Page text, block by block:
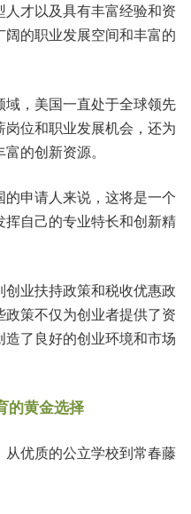
才以及具有丰富经验和资
的职业发展空间和丰富的
，美国一直处于全球领先
位和职业发展机会，还为
的创新资源。
申请人来说，这将是一个
自己的专业特长和创新精
业扶持政策和税收优惠政
策不仅为创业者提供了资
了良好的创业环境和市场
的黄金选择
从优质的公立学校到常春藤